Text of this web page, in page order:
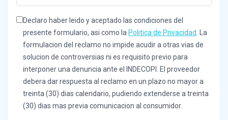
Declaro haber leido y aceptado las condiciones del
presente formulario, asi como la Politica de Privacidad
. La
formulacion del reclamo no impide acudir a otras vias de
solucion de controversias ni es requisito previo para
interponer una denuncia ante el INDECOPI. El proveedor
debera dar respuesta al reclamo en un plazo no mayor a
treinta (30) dias calendario, pudiendo extenderse a treinta
(30) dias mas previa comunicacion al consumidor.